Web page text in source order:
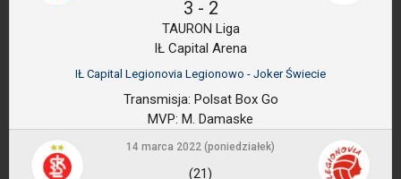
3 - 2
TAURON Liga
IŁ Capital Arena
IŁ Capital Legionovia Legionowo - Joker Świecie
Transmisja: Polsat Box Go
MVP: M. Damaske
14 marca 2022 (poniedziałek)
(21)